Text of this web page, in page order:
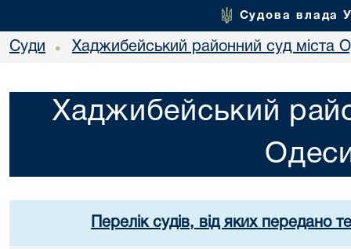
Судова влада
Суди • Хаджибейський районний суд міста
Хаджибейський
Перелік судів, від яких передано